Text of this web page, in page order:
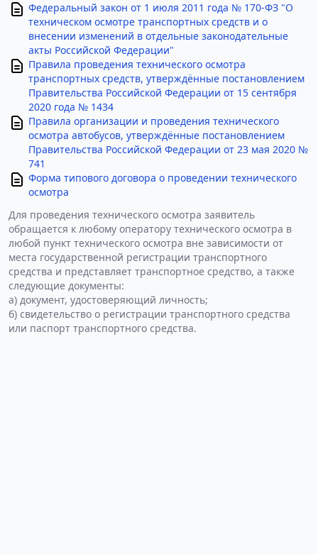
Федеральный закон от 1 июля 2011 года № 170-ФЗ "О
техническом осмотре транспортных средств и о
внесении изменений в отдельные законодательные
акты Российской Федерации"
Правила проведения технического осмотра
транспортных средств, утверждённые постановлением
Правительства Российской Федерации от 15 сентября
2020 года № 1434
Правила организации и проведения технического
осмотра автобусов, утверждённые постановлением
Правительства Российской Федерации от 23 мая 2020 №
741
Форма типового договора о проведении технического
осмотра
Для проведения технического осмотра заявитель
обращается к любому оператору технического осмотра в
любой пункт технического осмотра вне зависимости от
места государственной регистрации транспортного
средства и представляет транспортное средство, а также
следующие документы:
а) документ, удостоверяющий личность;
б) свидетельство о регистрации транспортного средства
или паспорт транспортного средства.